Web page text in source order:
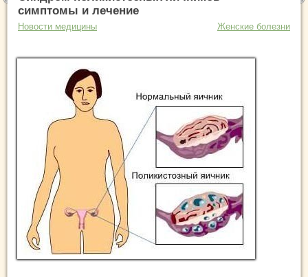
симптомы и лечение
Новости медицины Женские болезни